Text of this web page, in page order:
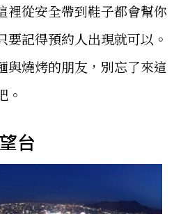
裡從安全帶到鞋子都會幫你
要記得預約人出現就可以。
與燒烤的朋友，別忘了來這
。
台